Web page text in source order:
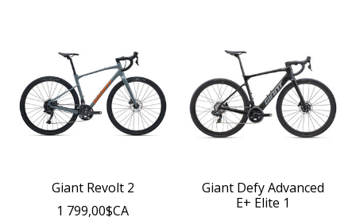
Giant Revolt 2
1 799,00$CA
Giant Defy Advanced
E+ Elite 1